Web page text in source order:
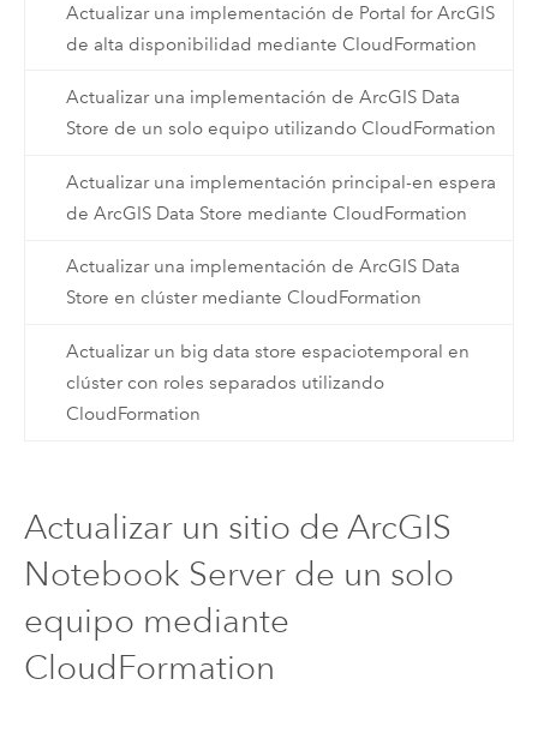
Actualizar una implementación de Portal for ArcGIS
de alta disponibilidad mediante CloudFormation
Actualizar una implementación de ArcGIS Data
Store de un solo equipo utilizando CloudFormation
Actualizar una implementación principal-en espera
de ArcGIS Data Store mediante CloudFormation
Actualizar una implementación de ArcGIS Data
Store en clúster mediante CloudFormation
Actualizar un big data store espaciotemporal en
clúster con roles separados utilizando
CloudFormation
Actualizar un sitio de ArcGIS
Notebook Server de un solo
equipo mediante
CloudFormation